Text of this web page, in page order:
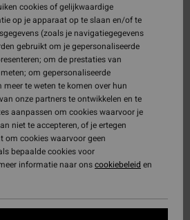
cookies of gelijkwaardige
op je apparaat op te slaan en/of te
(zoals je navigatiegegevens
gebruikt om je gepersonaliseerde
om de prestaties van
om gepersonaliseerde
te weten te komen over hun
onze partners te ontwikkelen en te
aanpassen om cookies waarvoor je
niet te accepteren, of je ertegen
om cookies waarvoor geen
bepaalde cookies voor
informatie naar onscookiebeleid en